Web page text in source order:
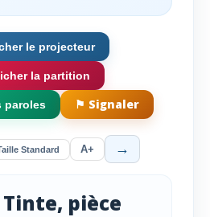
le projecteur
la partition
paroles ⚑ Signaler
Standard A+ →
Tinte, pièce